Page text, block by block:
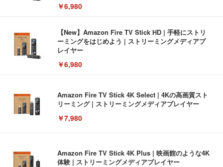
￥6,980
【New】Amazon Fire TV Stick HD | 手軽にストリ
ーミングをはじめよう | ストリーミングメディアプ
レイヤー
￥6,980
Amazon Fire TV Stick 4K Select | 4Kの高画質スト
リーミング | ストリーミングメディアプレイヤー
￥7,980
Amazon Fire TV Stick 4K Plus | 映画館のような4K
体験 | ストリーミングメディアプレイヤー